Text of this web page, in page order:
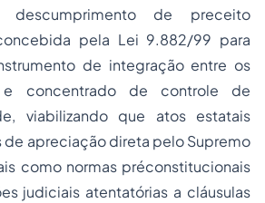
de preceito
pela Lei 9.882/99 para
de integração entre os
concentrado de controle de
viabilizando que atos estatais
de apreciação direta pelo Supremo
como normas préconstitucionais
judiciais atentatórias a cláusulas